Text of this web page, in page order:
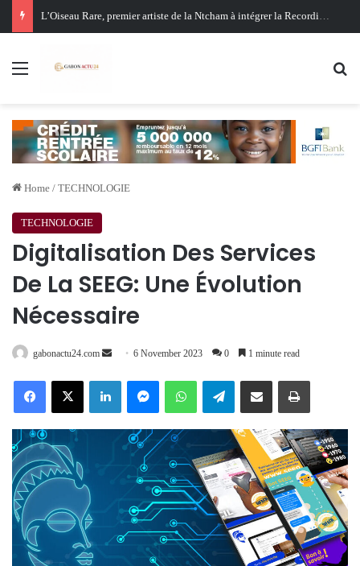
Oligui Nguema au Ghana : Libreville mise sur Accra pour renforcer sa stratégie diplomatique et économique
Menu
Home / TECHNOLOGIE
TECHNOLOGIE
Digitalisation Des Services
De La SEEG: Une Évolution
Nécessaire
gabonactu24.com
Send 6 November 2023 0 1 minute read
FacebookX LinkedInMessengerWhatsAppTelegramShare via Email Print